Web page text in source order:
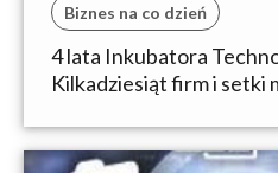
Biznes na co dzień
4 lata Inkubatora
Kilkadziesiąt firm i setki